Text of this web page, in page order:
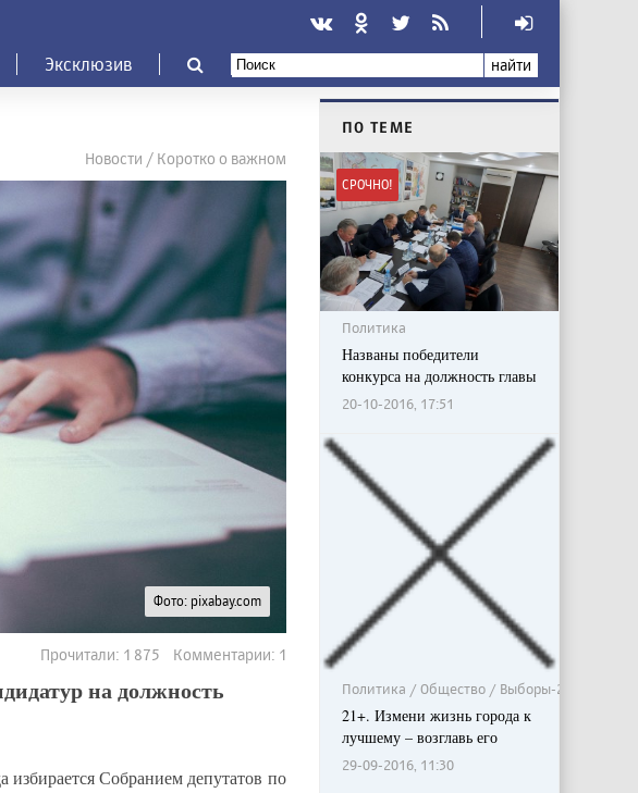
Эксклюзив найти
Новости / Коротко о важном
Фото: pixabay.com
Прочитали: 1 875 Комментарии: 1
на должность
избирается Собранием депутатов по
ПО ТЕМЕ
СРОЧНО!
Политика
Названы победители
конкурса на должность главы
20-10-2016, 17:51
Политика / Общество / Выборы-2016
21+. Измени жизнь города к
лучшему – возглавь его
29-09-2016, 11:30